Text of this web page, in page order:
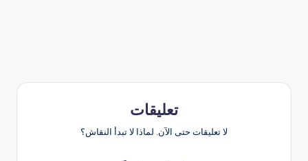
تعليقات
لا تعليقات حتى الآن. لماذا لا تبدأ النقاش؟